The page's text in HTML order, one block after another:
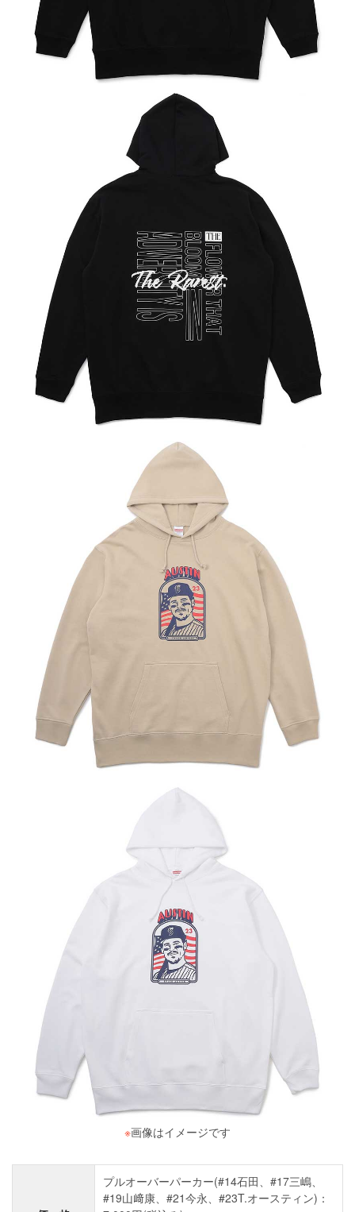
※画像はイメージです
プルオーバーパーカー(#14石田、#17三嶋、
#19山﨑康、#21今永、#23T.オースティン)：